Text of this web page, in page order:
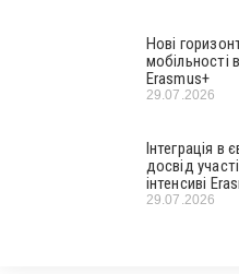
Нові
мобільності
Erasmus+
29.07.2026
Інтеграція в
досвід
інтенсиві
29.07.2026